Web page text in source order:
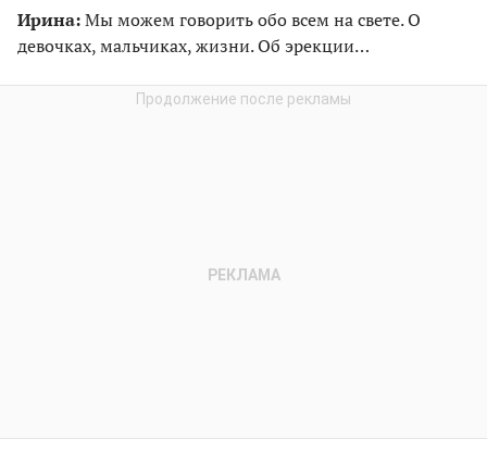
Ирина:Мы можем говорить обо всем на свете. О
девочках, мальчиках, жизни. Об эрекции…